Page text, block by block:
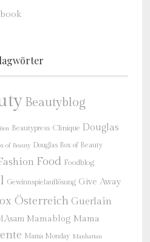
Beautyblog
Beautypress Clinique Douglas
of Beauty Douglas Box of Beauty
Food Foodblog
Gewinnspielauflösung Give Away
Österreich Guerlain
Mamablog Mama
Mama Monday Manhattan